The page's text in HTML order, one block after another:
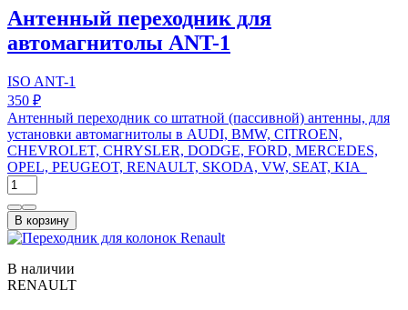
Антенный переходник для
автомагнитолы ANT-1
ISO ANT-1
350 ₽
Антенный переходник со штатной (пассивной) антенны, для
установки автомагнитолы в AUDI, BMW, CITROEN,
CHEVROLET, CHRYSLER, DODGE, FORD, MERCEDES,
OPEL, PEUGEOT, RENAULT, SKODA, VW, SEAT, KIA
В корзину
В наличии
RENAULT